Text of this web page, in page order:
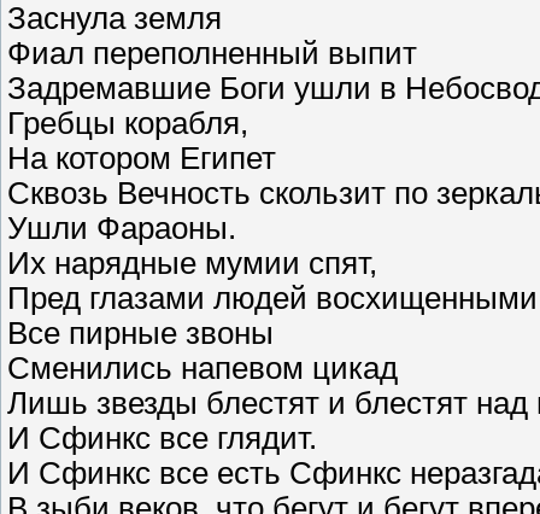
Заснула земля
Фиал переполненный выпит
Задремавшие Боги ушли в
Гребцы корабля,
На котором Египет
Сквозь Вечность скользит по
Ушли Фараоны.
Их нарядные мумии спят,
Пред глазами людей
Все пирные звоны
Сменились напевом цикад
Лишь звезды блестят и блестят
И Сфинкс все глядит.
И Сфинкс все есть Сфинкс